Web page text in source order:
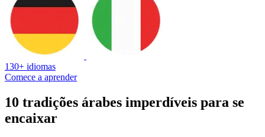
130+ idiomas
Comece a aprender
10 tradições árabes imperdíveis para se
encaixar